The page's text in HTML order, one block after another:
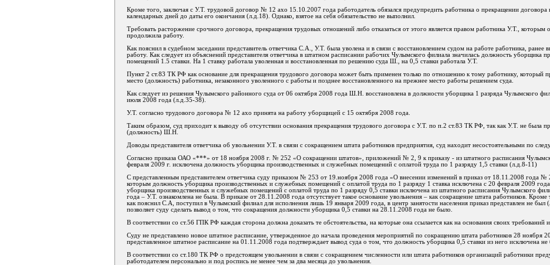
Кроме того, заключая с У.Т. трудовой договор № 12 ахо 15.10.2007 года работодатель обязался предупредить работника о прекращении договора
календарных дней до даты его окончания (л.д.18). Однако, взятое на себя обязательство не выполнил.
Требовать расторжение срочного договора, прекращения трудовых отношений либо отказаться от этого является правом работника У.Т., которым
продолжила работу.
Как пояснил в судебном заседании представитель ответчика С.А., У.Т. была уволена и в связи с восстановлением судом на работе работника, ранее
работу. Как следует из объяснений представителя ответчика в штатном расписании рабочих Чулымского филиала значилась должность уборщика
помещений 1.5 ставки. На 1 ставку работала уволенная и восстановленная по решению суда Ш., на 0,5 ставки работала У.Т.
Пункт 2 ст.83 ТК РФ как основание для прекращения трудового договора может быть применен только по отношению к тому работнику, который
место (должность) работника, незаконного уволенного с работы и позднее восстановленного на прежнее место работы решением суда.
Как следует из решения Чулымского районного суда от 06 октября 2008 года Ш.Н. восстановлена в должности уборщика 1 разряда Чулымского
июля 2008 года (л.д.35-38).
У.Т. согласно трудового договора № 12 ахо принята на работу уборщицей с 15 октября 2008 года.
Таким образом, суд приходит к выводу об отсутствии основания прекращения трудового договора с У.Т. по п.2 ст.83 ТК РФ, так как У.Т. не была
(должность) Ш.Н.
Доводы представителя ответчика об увольнении У.Т. в связи с сокращением штата работников предприятия, суд находит несостоятельными по
Согласно приказа ОАО «***» от 18 ноября 2008 г. № 252 «О сокращении штатов», приложений № 2, 9 к приказу - из штатного расписания
февраля 2009 г. исключена должность уборщика производственных и служебных помещений с оплатой труда по 1 разряду 1,5 ставки (л.д.8-11)
С представленным представителем ответчика суду приказом № 253 от 19.ноября 2008 года «О внесении изменений в приказ от 18.11.2008 года №
которым должность уборщика производственных и служебных помещений с оплатой труда по 1 разряду 1 ставка исключена с 20 февраля 2009
уборщика производственных и служебных помещений с оплатой труда по 1 разряду 0,5 ставки исключена из штатного расписания Чулымского
года – У.Т. ознакомлена не была. В приказе от 28.11.2008 года отсутствует такое основание увольнения – как сокращение штата работников. Кроме
как пояснил С.А, поступил в Чулымский филиал для исполнения лишь 19 января 2009 года, в центр занятости населения приказ представлен не был
позволяет суду сделать вывод о том, что сокращения должности уборщика 0,5 ставки на 28.11.2008 года не было.
В соответствии со ст.56 ГПК РФ каждая сторона должна доказать те обстоятельства, на которые она ссылается как на основания своих требований
Суду не представлено новое штатное расписание, утвержденное до начала проведения мероприятий по сокращению штата работников 28 ноября
представленное штатное расписание на 01.11.2008 года подтверждает вывод суда о том, что должность уборщика 0,5 ставки из него исключена не
В соответствии со ст.180 ТК РФ о предстоящем увольнении в связи с сокращением численности или штата работников организаций работники
работодателем персонально и под роспись не менее чем за два месяца до увольнения.